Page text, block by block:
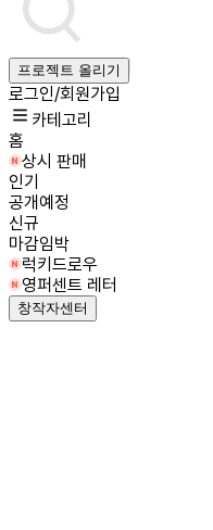
프로젝트 올리기
로그인/회원가입
카테고리
홈
상시 판매
인기
공개예정
신규
마감임박
럭키드로우
영퍼센트 레터
창작자센터